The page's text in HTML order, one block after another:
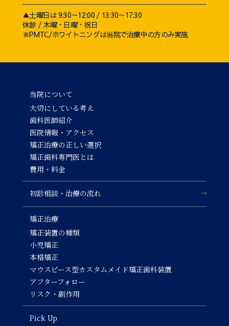
▲土曜日は 9:30～12:00 / 13:30～17:30
休診 / 木曜・日曜・祝日
※PMTC/ホワイトニングは当院で治療中の方のみ実施
当院について
大切にしている考え
歯科医師紹介
医院情報・アクセス
矯正治療の正しい選択
矯正歯科専門医とは
費用・料金
初診相談・治療の流れ
矯正治療
矯正装置の種類
小児矯正
本格矯正
マウスピース型カスタムメイド矯正歯科装置
アフターフォロー
リスク・副作用
Pick Up